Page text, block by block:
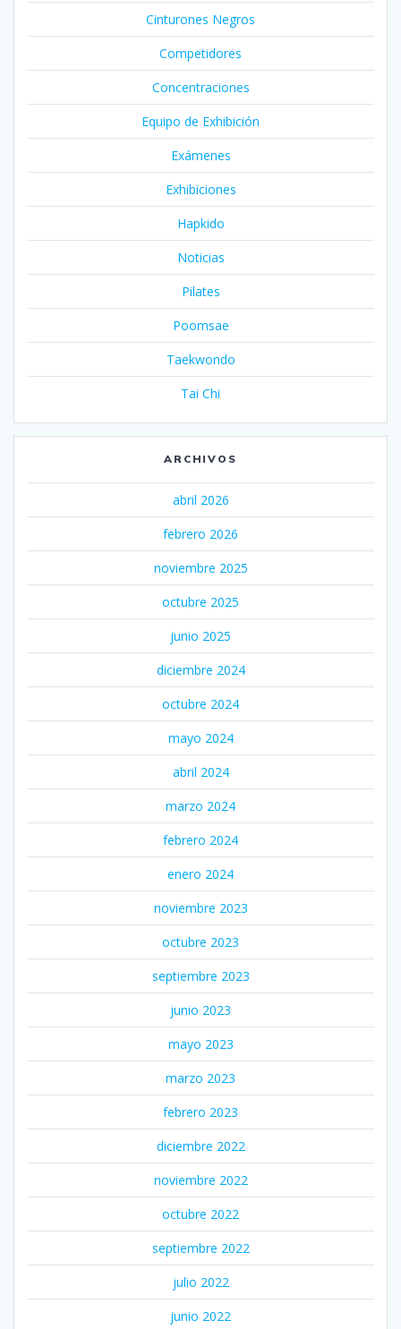
Cinturones Negros
Competidores
Concentraciones
Equipo de Exhibición
Exámenes
Exhibiciones
Hapkido
Noticias
Pilates
Poomsae
Taekwondo
Tai Chi
ARCHIVOS
abril 2026
febrero 2026
noviembre 2025
octubre 2025
junio 2025
diciembre 2024
octubre 2024
mayo 2024
abril 2024
marzo 2024
febrero 2024
enero 2024
noviembre 2023
octubre 2023
septiembre 2023
junio 2023
mayo 2023
marzo 2023
febrero 2023
diciembre 2022
noviembre 2022
octubre 2022
septiembre 2022
julio 2022
junio 2022